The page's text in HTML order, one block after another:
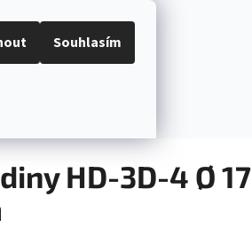
Souhlasím
BYTOVÉ DEKORACE
HD-3D-4 Ø 17